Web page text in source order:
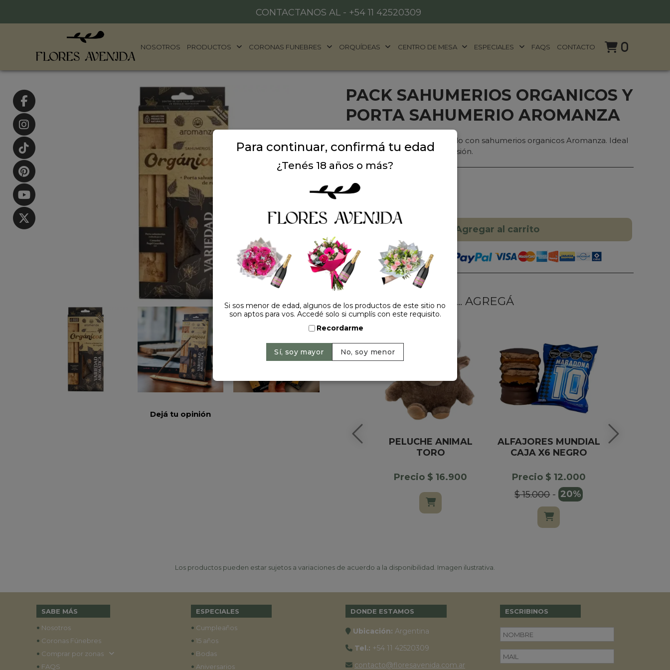
CONTACTANOS AL - +54 11 42520309
NOSOTROS PRODUCTOS CORONAS FUNEBRES ORQUÍDEAS CENTRO DE MESA ESPECIALES FAQS CONTACTO 0
Dejá tu opinión
PACK SAHUMERIOS ORGANICOS Y
PORTA SAHUMERIO AROMANZA
Pack portasahunerio de regalo con sahumerios organicos Aromanza. Ideal
para regalar en cualquier ocasión.
Precio: $ 7.000
Agregar al carrito
HACELO ESPECIAL... AGREGÁ
PELUCHE ANIMAL
TORO
Precio $ 16.900
ALFAJORES MUNDIAL
CAJA X6 NEGRO
Precio $ 12.000
$ 15.000- 20%
Los productos pueden estar sujetos a variaciones de acuerdo a la disponibilidad. Imagen ilustrativa.
SABE MÁS
• Nosotros
• Coronas Fúnebres
• Comprar por zonas
• FAQS
ESPECIALES
• Cumpleaños
• 15 años
• Bodas
• Aniversarios
DONDE ESTAMOS
Ubicación: Argentina
Tel.: +54 11 42520309
contacto@floresavenida.com.ar
ESCRIBINOS
Para continuar, confirmá tu edad
¿Tenés 18 años o más?
Si sos menor de edad, algunos de los productos de este sitio no
son aptos para vos. Accedé solo si cumplís con este requisito.
Recordarme